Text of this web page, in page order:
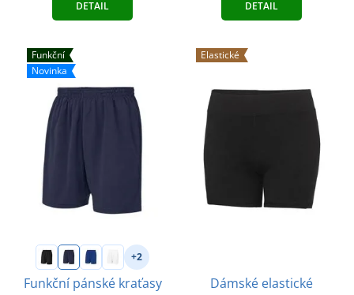
DETAIL DETAIL
Funkční
Novinka
+2
Funkční pánské kraťasy
Elastické
Dámské elastické